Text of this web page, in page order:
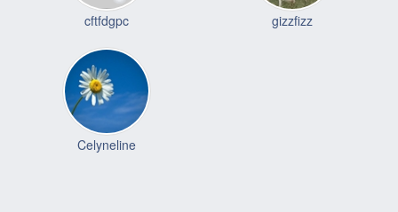
cftfdgpc gizzfizz
Celyneline